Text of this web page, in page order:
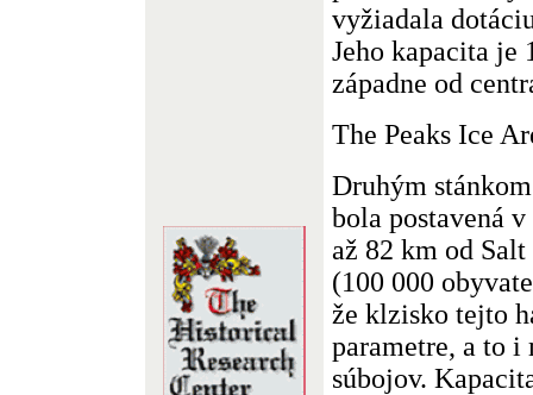
vyžiadala
Jeho kapacita je
západne od
The Peaks Ice
Druhým
bola postavená
až 82 km od
(100 000
že klzisko tejto
parametre, a to
súbojov.